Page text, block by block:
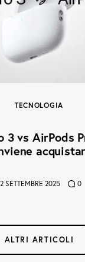
TECNOLOGIA
3 vs AirPods
SETTEMBRE 2025 0
ALTRI ARTICOLI